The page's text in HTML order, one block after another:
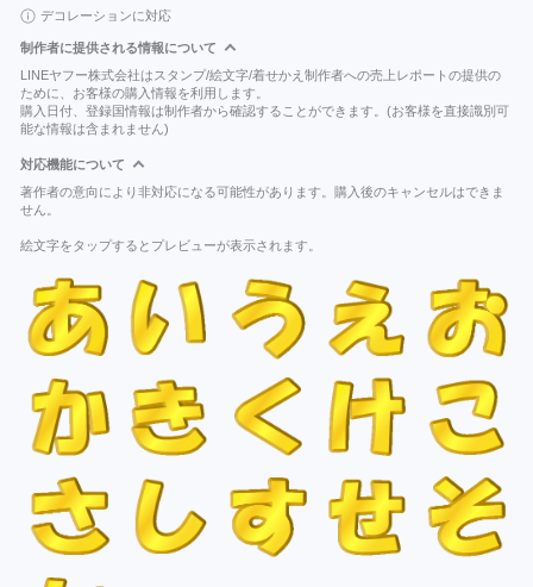
デコレーションに対応
制作者に提供される情報について
LINEヤフー株式会社はスタンプ/絵文字/着せかえ制作者への売上レポートの提供の
ために、お客様の購入情報を利用します。
購入日付、登録国情報は制作者から確認することができます。(お客様を直接識別可
能な情報は含まれません)
対応機能について
著作者の意向により非対応になる可能性があります。購入後のキャンセルはできま
せん。
絵文字をタップするとプレビューが表示されます。